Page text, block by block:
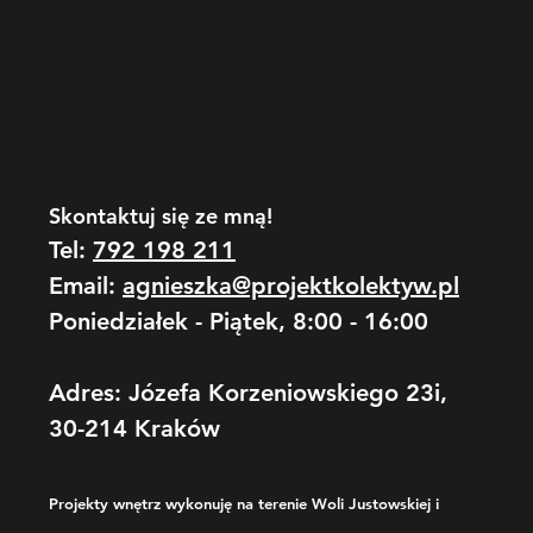
Skontaktuj się ze mną!
Tel: 792 198 211
Email: agnieszka@projektkolektyw.pl
Poniedziałek - Piątek, 8:00 - 16:00
Adres: Józefa Korzeniowskiego 23i,
30-214 Kraków
Projekty wnętrz wykonuję na terenie Woli Justowskiej i